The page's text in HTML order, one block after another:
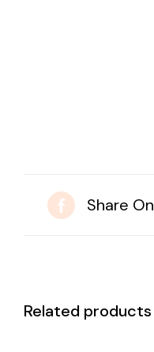
Share
Related products